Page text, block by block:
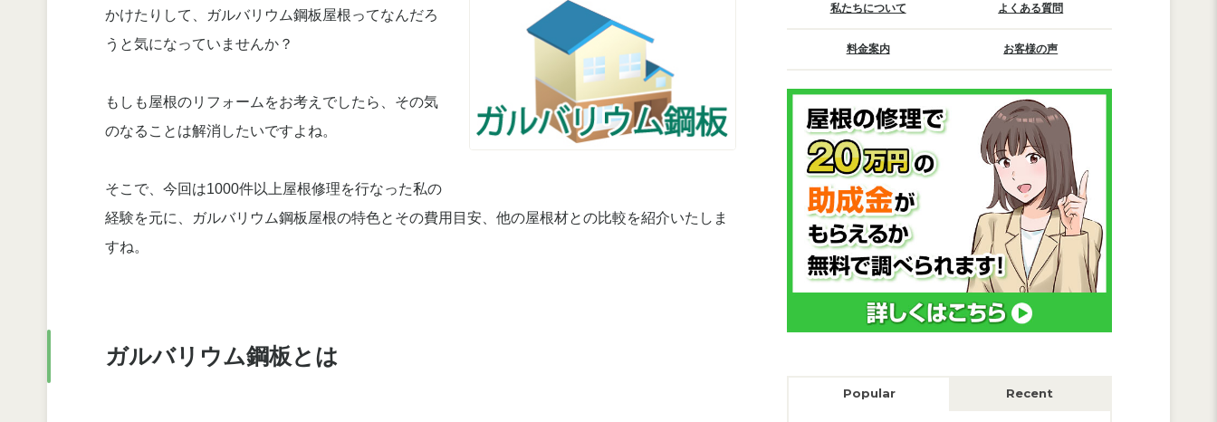
かけたりして、ガルバリウム鋼板屋根ってなんだろ
うと気になっていませんか？
もしも屋根のリフォームをお考えでしたら、その気
のなることは解消したいですよね。
そこで、今回は1000件以上屋根修理を行なった私の
経験を元に、ガルバリウム鋼板屋根の特色とその費用目安、他の屋根材との比較を紹介いたしま
すね。
ガルバリウム鋼板とは
私たちについて よくある質問
料金案内 お客様の声
Popular Recent